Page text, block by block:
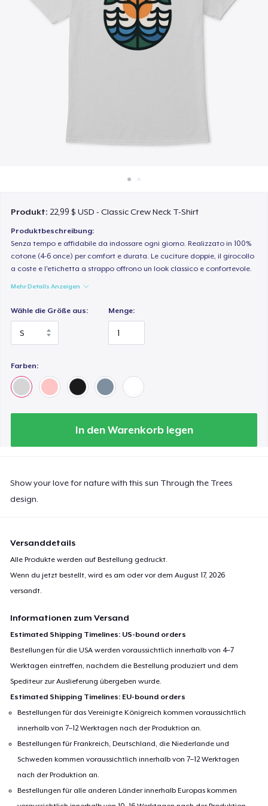
Überall verkaufen
Produkt: 22,99 $ USD - Classic Crew Neck T-Shirt
Produktbeschreibung:
Senza tempo e affidabile da indossare ogni giorno. Realizzato in 100%
cotone (4-6 once) per comfort e durata. Le cuciture doppie, il girocollo
a coste e l'etichetta a strappo offrono un look classico e confortevole.
Mehr Details Anzeigen
Wähle die Größe aus: Menge:
Farben:
In den Warenkorb legen
Show your love for nature with this sun Through the Trees
design.
Versanddetails
Alle Produkte werden auf Bestellung gedruckt.
Wenn du jetzt bestellt, wird es am oder vor demAugust 17, 2026
versandt.
Informationen zum Versand
Estimated Shipping Timelines: US-bound orders
Bestellungen für die USA werden voraussichtlich innerhalb von 4–7
Werktagen eintreffen, nachdem die Bestellung produziert und dem
Spediteur zur Auslieferung übergeben wurde.
Estimated Shipping Timelines: EU-bound orders
Bestellungen für das Vereinigte Königreich kommen voraussichtlich
innerhalb von 7–12 Werktagen nach der Produktion an.
Bestellungen für Frankreich, Deutschland, die Niederlande und
Schweden kommen voraussichtlich innerhalb von 7–12 Werktagen
nach der Produktion an.
Bestellungen für alle anderen Länder innerhalb Europas kommen